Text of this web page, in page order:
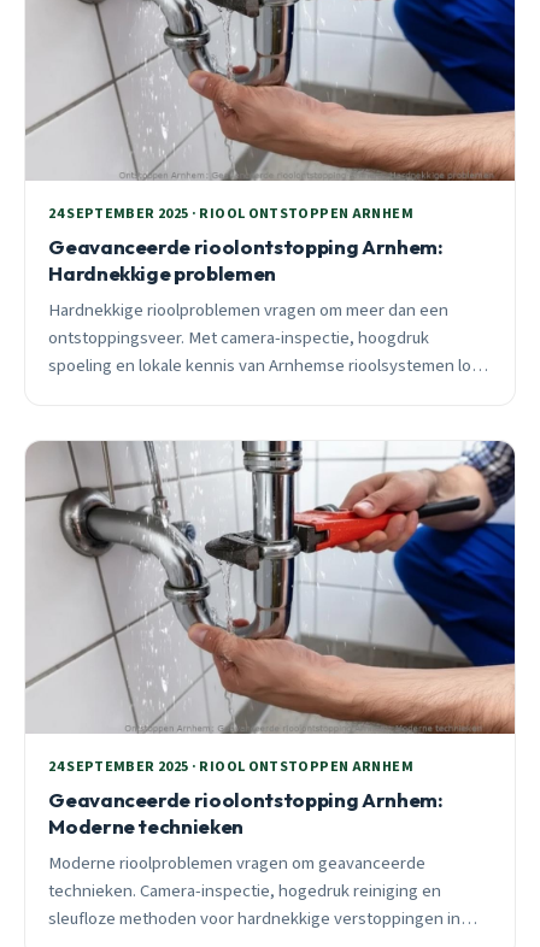
24 SEPTEMBER 2025 · RIOOL ONTSTOPPEN ARNHEM
Geavanceerde rioolontstopping Arnhem:
Hardnekkige problemen
Hardnekkige rioolproblemen vragen om meer dan een
ontstoppingsveer. Met camera-inspectie, hoogdruk
spoeling en lokale kennis van Arnhemse rioolsystemen los
24 SEPTEMBER 2025 · RIOOL ONTSTOPPEN ARNHEM
Geavanceerde rioolontstopping Arnhem:
Moderne technieken
Moderne rioolproblemen vragen om geavanceerde
technieken. Camera-inspectie, hogedruk reiniging en
sleufloze methoden voor hardnekkige verstoppingen in